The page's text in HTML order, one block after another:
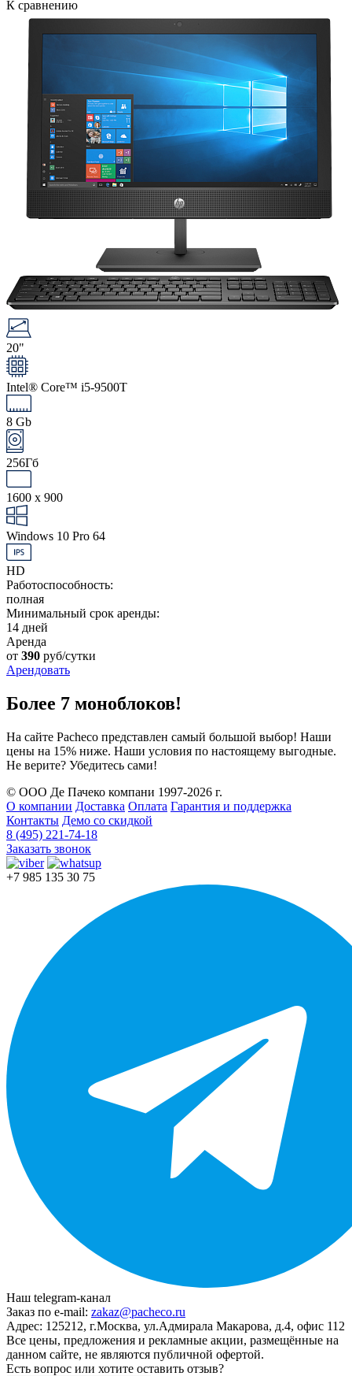
К сравнению
20"
Intel® Core™ i5-9500T
8 Gb
256Гб
1600 x 900
Windows 10 Pro 64
HD
Работоспособность:
полная
Минимальный срок аренды:
14 дней
Аренда
от 390 руб/сутки
Арендовать
Более 7 моноблоков!
На сайте Pacheco представлен самый большой выбор! Наши
цены на 15% ниже. Наши условия по настоящему выгодные.
Не верите? Убедитесь сами!
© ООО Де Пачеко компани 1997-2026 г.
О компании Доставка Оплата Гарантия и поддержка
Контакты Демо со скидкой
8 (495) 221-74-18
Заказать звонок
+7 985 135 30 75
Наш telegram-канал
Заказ по e-mail: zakaz@pacheco.ru
Адрес: 125212, г.Москва, ул.Адмирала Макарова, д.4, офис 112
Все цены, предложения и рекламные акции, размещённые на
данном сайте, не являются публичной офертой.
Есть вопрос или хотите оставить отзыв?